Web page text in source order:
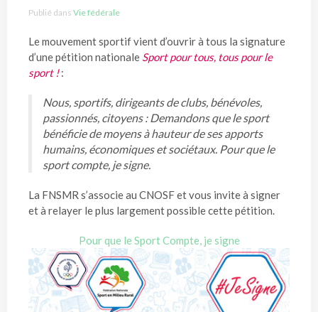
Publié dans Vie fédérale
Le mouvement sportif vient d’ouvrir à tous la signature
d’une pétition nationale Sport pour tous, tous pour le
sport !:
Nous, sportifs, dirigeants de clubs, bénévoles,
passionnés, citoyens : Demandons que le sport
bénéficie de moyens à hauteur de ses apports
humains, économiques et sociétaux. Pour que le
sport compte, je signe.
La FNSMR s’associe au CNOSF et vous invite à signer
et à relayer le plus largement possible cette pétition.
Pour que le Sport Compte, je signe